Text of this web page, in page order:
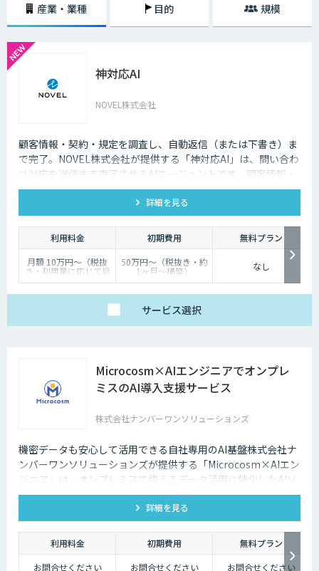
め、その学習を重ねるごとにチャットの回答精度が向上されていくのが大
・シナリオ型チャットボットの特徴
シナリオ型チャットボットにはAIが搭載されていないため、「Aという単
語が含まれていたらBを返答する」といったルールを人間が事前に設定し
ておかなければなりません。また、AI型のように学習を重ねていくわけで
もないため、不適切な返答が行われてしまう場合には、担当者が自ら修正
企業がチャットボットを導入するメリットは以下3つが挙げられます。
・24時間365日対応できる
チャットボットを導入することで得られる最大のメリットは、24時間365
日対応できるという点です。スマートフォンの普及に伴い、ユーザーはい
つでもインターネット検索を行えるようになりました。そのため現在は、
深夜に「この商品についてもっと詳しく知りたい」と思い立つケースも少
なくないのです。
そのような場合に、チャットボットを設置しておけば、ユーザーの疑問を
ます。低コストで問い合わせ対応の環境を整えられるという点は大きなメ
リットといえるでしょう。
ユーザーから似たような問い合わせが頻繁に寄せられることは決して珍し
くありません。その質問に毎回担当者が回答していくのは、決して効率的
とはいえないでしょう。その点、チャットボットであれば問い合わせ対応
を自動化できるため、従業員は他の業務へ力を注ぐことが可能になりま
・気軽に問い合わせできる
問い合わせの窓口が電話やメールのみの場合、問い合わせというアクショ
その点、チャットボットであれば普段の友人とのチャットと同じ感覚で質
問することができます。また、「相手がロボット」という認識があるた
め、ユーザーもより気軽に問い合わせを行うことができるのです。
チャットボットは多種多様な業界で導入されており、様々なメリットをも
たらす存在です。近年は人手不足が深刻化しているため、多くの企業にと
産業・業種 目的 規模
神対応AI
NOVEL株式会社
顧客情報・契約・規定を調査し、自動返信（または下書き）ま
で完了。NOVEL株式会社が提供する「神対応AI」は、問い合わ
せ対応を送信まで完了させるAIエージェントです。顧客情報・
契約・規定を突き合わせて回答を数十秒で作成し、自動送信か
下書き止めかを選べます。
詳細を見る
利用料金 初期費用
無料プラン
月額 10万円〜（税抜
き・利用量に応じて見
積り）
50万円〜（税抜き・約
1ヶ月〜構築） なし
サービス選択
Microcosm×AIエンジニアでオンプレ
ミスのAI導入支援サービス
株式会社ナンバーワンソリューションズ
機密データも安心して活用できる自社専用のAI基盤株式会社ナ
ンバーワンソリューションズが提供する「Microcosm×AIエン
ジニア」は、オンプレミスで使えるデータ活用に特化したAIソ
リューションをAIエンジニアが貴社の課題に合わせてカスタマ
イズするサービスです。社内に眠るデータを「会社の資産」と
して生まれ変わらせることができます。
詳細を見る
利用料金 初期費用
無料プラン
お問合せください
お問合せください お問合せください